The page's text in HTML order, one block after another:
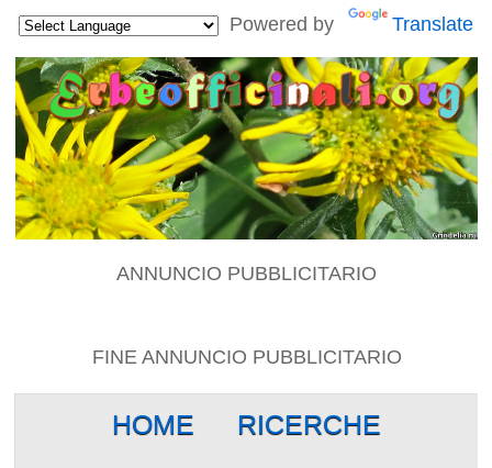
Powered by Translate
ANNUNCIO PUBBLICITARIO
FINE ANNUNCIO PUBBLICITARIO
HOME RICERCHE